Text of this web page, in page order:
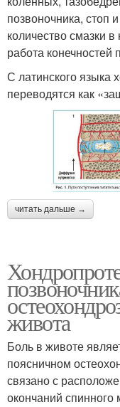
позвоночника, стоп
количество смазки
работа конечностей
С латинского языка
переводятся как
читать дальше →
живота
Боль в животе
поясничном
связано с
окончаний